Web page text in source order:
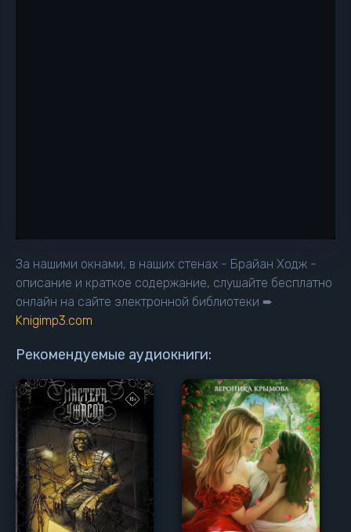
За нашими окнами, в наших стенах - Брайан Ходж -
описание и краткое содержание, слушайте бесплатно
онлайн на сайте электронной библиотеки ➨
Knigimp3.com
Рекомендуемые аудиокниги: